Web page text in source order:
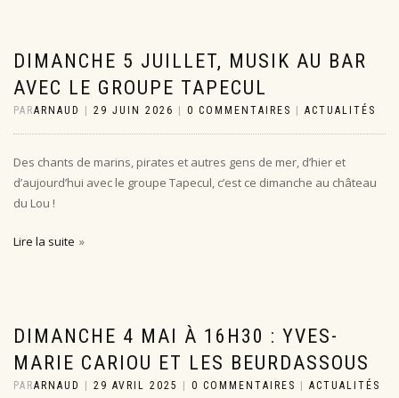
DIMANCHE 5 JUILLET, MUSIK AU BAR
AVEC LE GROUPE TAPECUL
PARARNAUD 29 JUIN 2026 0 COMMENTAIRES ACTUALITÉS
Des chants de marins, pirates et autres gens de mer, d’hier et
d’aujourd’hui avec le groupe Tapecul, c’est ce dimanche au château
du Lou !
Lire la suite
DIMANCHE 4 MAI À 16H30 : YVES-
MARIE CARIOU ET LES BEURDASSOUS
PARARNAUD 29 AVRIL 2025 0 COMMENTAIRES ACTUALITÉS